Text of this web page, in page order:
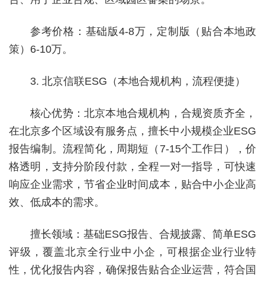
参考价格：基础版4-8万，定制版（贴合本地政
策）6-10万。
3. 北京信联ESG（本地合规机构，流程便捷）
核心优势：北京本地合规机构，合规资质齐全，
在北京多个区域设有服务点，擅长中小规模企业ESG
报告编制。流程简化，周期短（7-15个工作日），价
格透明，支持分阶段付款，全程一对一指导，可快速
响应企业需求，节省企业时间成本，贴合中小企业高
效、低成本的需求。
擅长领域：基础ESG报告、合规披露、简单ESG
评级，覆盖北京全行业中小企，可根据企业行业特
性，优化报告内容，确保报告贴合企业运营，符合国